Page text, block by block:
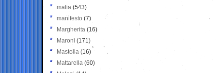
mafia (543)
manifesto (7)
Margherita (16)
Maroni (171)
Mastella (16)
Mattarella (60)